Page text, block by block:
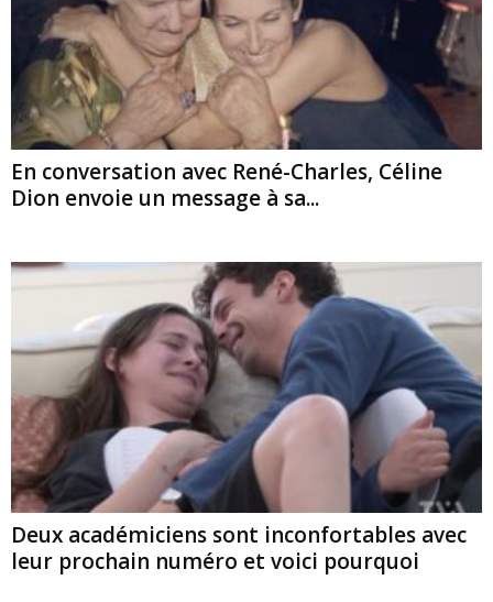
En conversation avec René-Charles, Céline
Dion envoie un message à sa...
Deux académiciens sont inconfortables avec
leur prochain numéro et voici pourquoi